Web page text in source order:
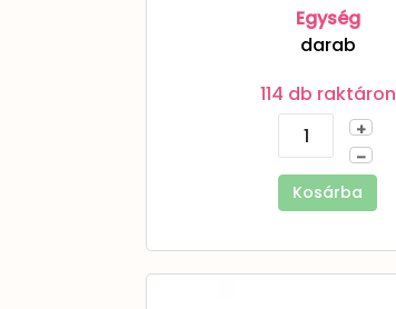
Egység
darab
114 db raktáron
+
–
Kosárba